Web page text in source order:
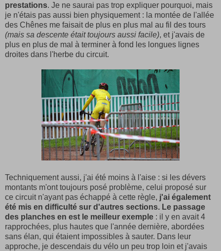
prestations. Je ne saurai pas trop expliquer pourquoi, mais
je n'étais pas aussi bien physiquement : la montée de l'allée
des Chênes me faisait de plus en plus mal au fil des tours
(mais sa descente était toujours aussi facile), et j'avais de
plus en plus de mal à terminer à fond les longues lignes
droites dans l'herbe du circuit.
Techniquement aussi, j'ai été moins à l'aise : si les dévers
montants m'ont toujours posé problème, celui proposé sur
ce circuit n'ayant pas échappé à cette règle, j'ai également
été mis en difficulté sur d'autres sections. Le passage
des planches en est le meilleur exemple : il y en avait 4
rapprochées, plus hautes que l'année dernière, abordées
sans élan, qui étaient impossibles à sauter. Dans leur
approche, je descendais du vélo un peu trop loin et j'avais